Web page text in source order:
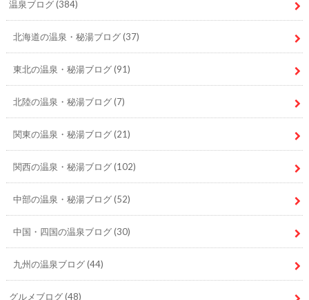
温泉ブログ(384)
北海道の温泉・秘湯ブログ(37)
東北の温泉・秘湯ブログ(91)
北陸の温泉・秘湯ブログ(7)
関東の温泉・秘湯ブログ(21)
関西の温泉・秘湯ブログ(102)
中部の温泉・秘湯ブログ(52)
中国・四国の温泉ブログ(30)
九州の温泉ブログ(44)
グルメブログ(48)